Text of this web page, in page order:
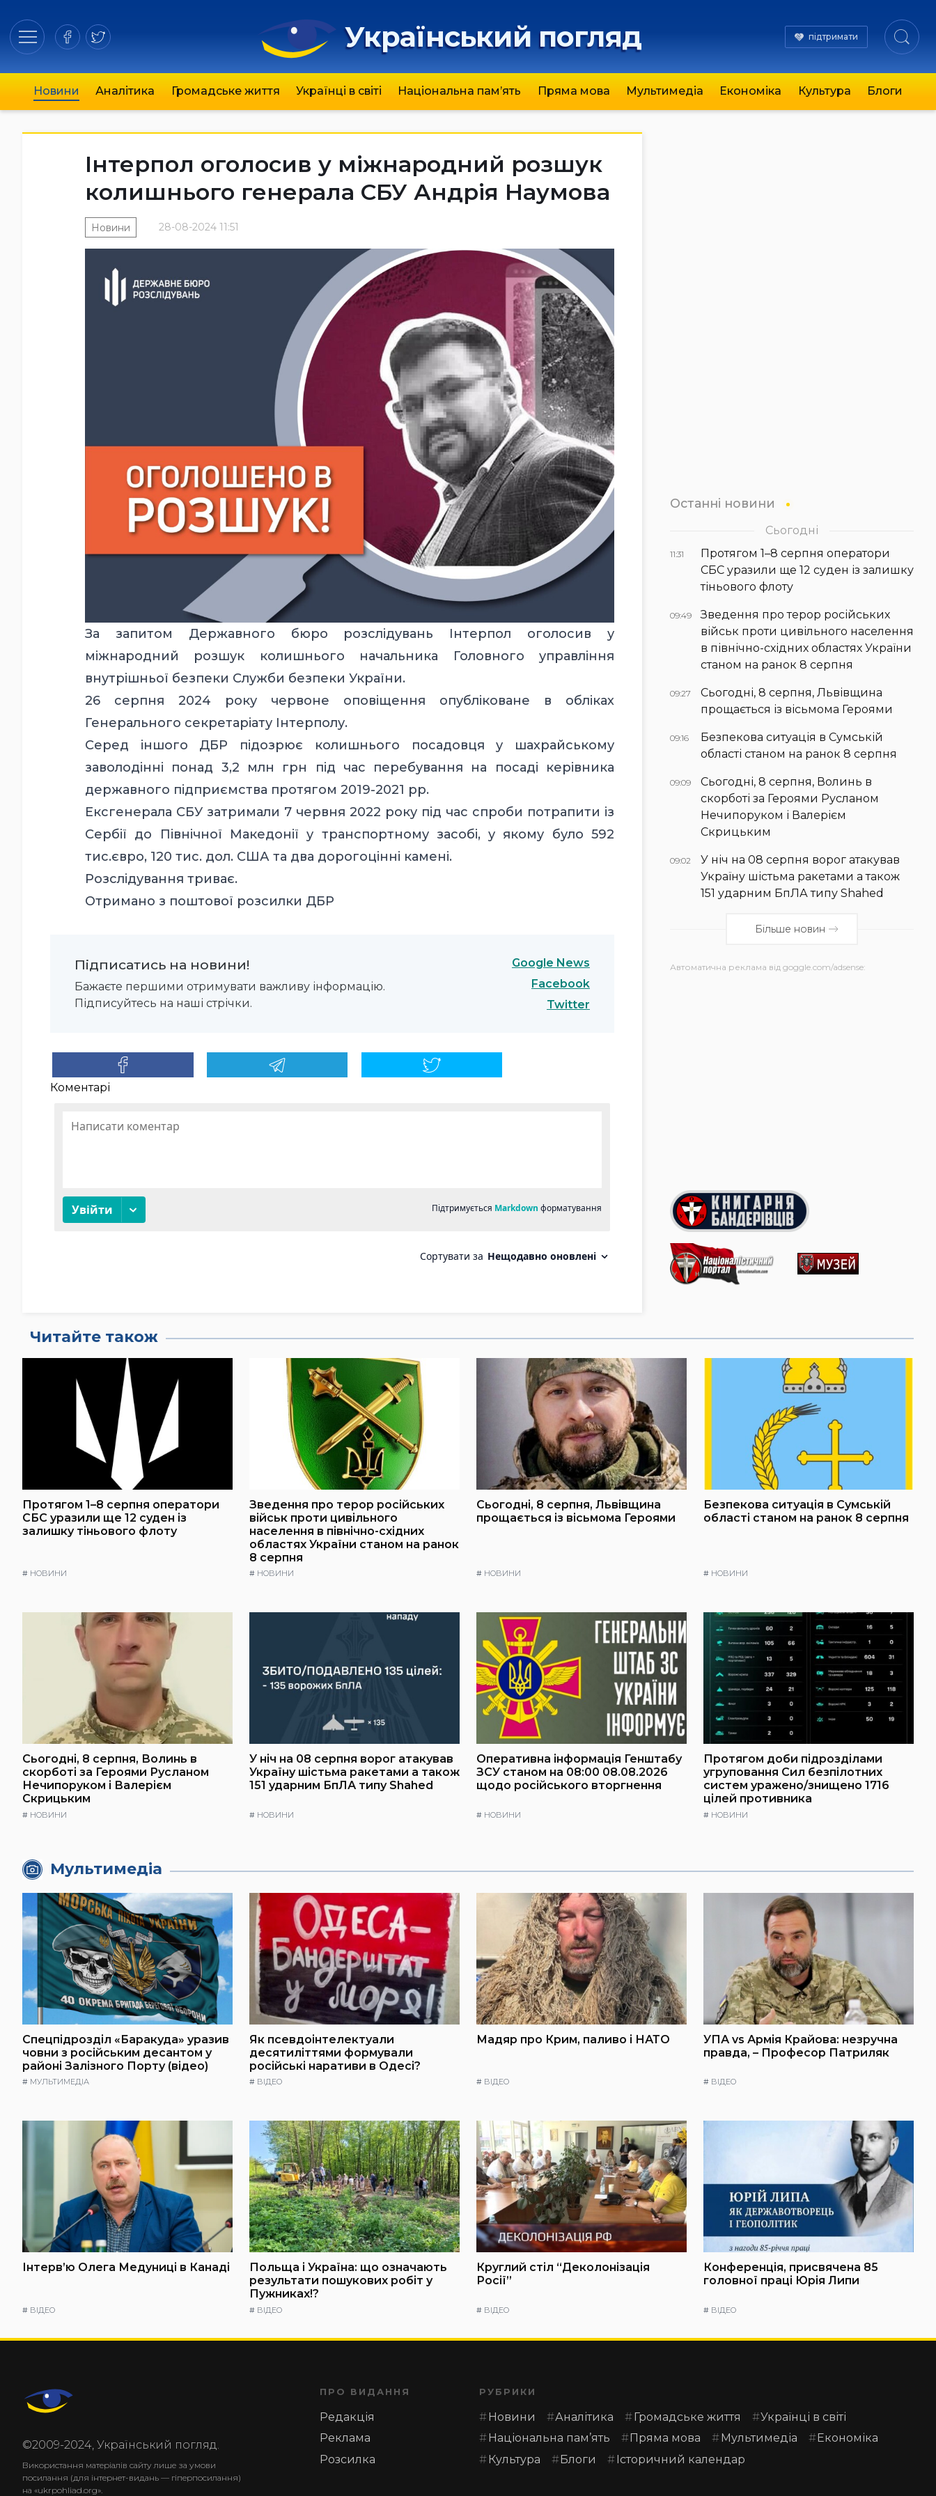
Український погляд підтримати
Новини Аналітика Громадське життя Українці в світі Національна пам’ять Пряма мова Мультимедіа Економіка Культура Блоги
Інтерпол оголосив у міжнародний розшук
колишнього генерала СБУ Андрія Наумова
28-08-2024 11:51
Новини
За запитом Державного бюро розслідувань Інтерпол оголосив у
міжнародний розшук колишнього начальника Головного управління
внутрішньої безпеки Служби безпеки України.
26 серпня 2024 року червоне оповіщення опубліковане в обліках
Генерального секретаріату Інтерполу.
Серед іншого ДБР підозрює колишнього посадовця у шахрайському
заволодінні понад 3,2 млн грн під час перебування на посаді керівника
державного підприємства протягом 2019-2021 рр.
Ексгенерала СБУ затримали 7 червня 2022 року під час спроби потрапити із
Сербії до Північної Македонії у транспортному засобі, у якому було 592
тис.євро, 120 тис. дол. США та два дорогоцінні камені.
Розслідування триває.
Отримано з поштової розсилки ДБР
Підписатись на новини!
Бажаєте першими отримувати важливу інформацію.
Підписуйтесь на наші стрічки.
Google News
Facebook
Twitter
Коментарі
Останні новини
Сьогодні
11:31
Протягом 1–8 серпня оператори
СБС уразили ще 12 суден із залишку
тіньового флоту
09:49
Зведення про терор російських
військ проти цивільного населення
в північно-східних областях України
станом на ранок 8 серпня
09:27
Сьогодні, 8 серпня, Львівщина
прощається із вісьмома Героями
09:16
Безпекова ситуація в Сумській
області станом на ранок 8 серпня
09:09
Сьогодні, 8 серпня, Волинь в
скорботі за Героями Русланом
Нечипоруком і Валерієм
Скрицьким
09:02
У ніч на 08 серпня ворог атакував
Україну шістьма ракетами а також
151 ударним БпЛА типу Shahed
Більше новин
Автоматична реклама від goggle.com/adsense:
Читайте також
Протягом 1–8 серпня оператори
СБС уразили ще 12 суден із
залишку тіньового флоту
# НОВИНИ
Зведення про терор російських
військ проти цивільного
населення в північно-східних
областях України станом на ранок
8 серпня
# НОВИНИ
Сьогодні, 8 серпня, Львівщина
прощається із вісьмома Героями
# НОВИНИ
Безпекова ситуація в Сумській
області станом на ранок 8 серпня
# НОВИНИ
Сьогодні, 8 серпня, Волинь в
скорботі за Героями Русланом
Нечипоруком і Валерієм
Скрицьким
# НОВИНИ
У ніч на 08 серпня ворог атакував
Україну шістьма ракетами а також
151 ударним БпЛА типу Shahed
# НОВИНИ
Оперативна інформація Генштабу
ЗСУ станом на 08:00 08.08.2026
щодо російського вторгнення
# НОВИНИ
Протягом доби підрозділами
угруповання Сил безпілотних
систем уражено/знищено 1716
цілей противника
# НОВИНИ
Мультимедіа
Спецпідрозділ «Баракуда» уразив
човни з російським десантом у
районі Залізного Порту (відео)
# МУЛЬТИМЕДІА
Як псевдоінтелектуали
десятиліттями формували
російські наративи в Одесі?
# ВІДЕО
Мадяр про Крим, паливо і НАТО
# ВІДЕО
УПА vs Армія Крайова: незручна
правда, – Професор Патриляк
# ВІДЕО
Інтерв’ю Олега Медуниці в Канаді
# ВІДЕО
Польща і Україна: що означають
результати пошукових робіт у
Пужниках!?
# ВІДЕО
Круглий стіл “Деколонізація
Росії”
# ВІДЕО
Конференція, присвячена 85
головної праці Юрія Липи
# ВІДЕО
©2009-2024, Український погляд.
Використання матеріалів сайту лише за умови
посилання (для інтернет-видань — гіперпосилання)
на «ukrpohliad.org».
ПРО ВИДАННЯ
Редакція
Реклама
Розсилка
РУБРИКИ
Новини Аналітика Громадське життя
Українці в світі
Національна пам’ять
Пряма мова Мультимедіа
Економіка
Культура
Блоги Історичний календар